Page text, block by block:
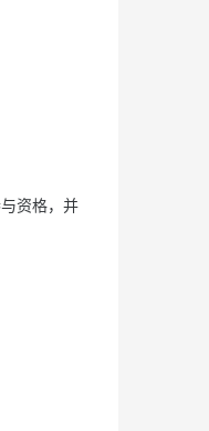
资格，并